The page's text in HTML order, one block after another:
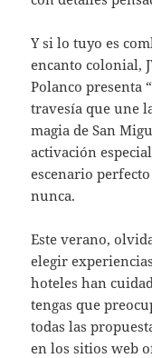
Y si lo tuyo es
encanto colonial,
Polanco presenta
travesía que une
magia de San
activación
escenario
nunca.
Este verano,
elegir
hoteles han
tengas que
todas las
en los sitios web